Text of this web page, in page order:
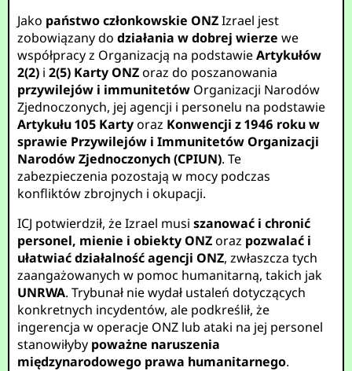
Jako państwo członkowskie ONZIzrael jest
zobowiązany dodziałania w dobrej wierze we
współpracy z Organizacją na podstawieArtykułów
2(2) i2(5) Karty ONZoraz do poszanowania
przywilejów i immunitetów Organizacji Narodów
Zjednoczonych, jej agencji i personelu na podstawie
Artykułu 105 Kartyoraz Konwencji z 1946 roku w
sprawie Przywilejów i Immunitetów Organizacji
Narodów Zjednoczonych (CPIUN). Te
zabezpieczenia pozostają w mocy podczas
konfliktów zbrojnych i okupacji.
ICJ potwierdził, że Izrael musiszanować i chronić
personel, mienie i obiekty ONZoraz pozwalać i
ułatwiać działalność agencji ONZ, zwłaszcza tych
zaangażowanych w pomoc humanitarną, takich jak
UNRWA. Trybunał nie wydał ustaleń dotyczących
konkretnych incydentów, ale podkreślił, że
ingerencja w operacje ONZ lub ataki na jej personel
stanowiłyby poważne naruszenia
międzynarodowego prawa humanitarnego.